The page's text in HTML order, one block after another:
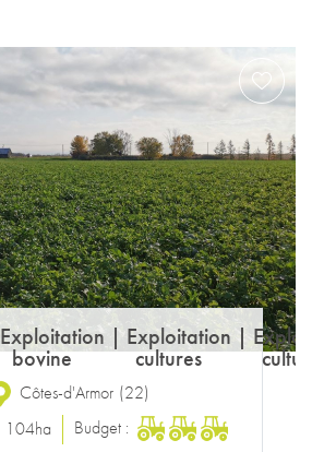
Exploitation
bovine
| Exploitation
cultures
|
Côtes-d'Armor (22)
104ha
Budget :